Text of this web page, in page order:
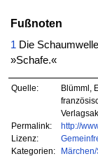
Fußnoten
1 Die
»Schafe.«
Quelle:
Blümml,
Permalink:
http://
Lizenz:
Kategorien: